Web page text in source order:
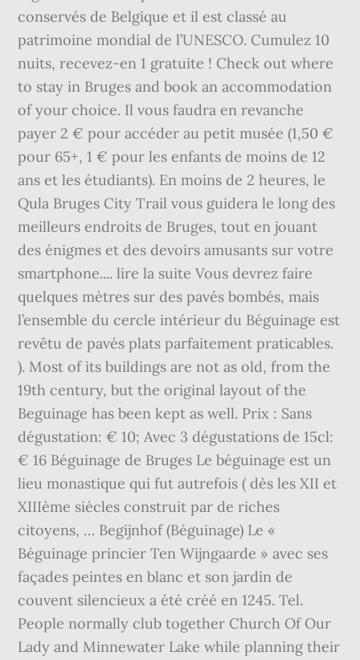
conservés de Belgique et il est classé au
patrimoine mondial de l’UNESCO. Cumulez 10
nuits, recevez-en 1 gratuite ! Check out where
to stay in Bruges and book an accommodation
of your choice. Il vous faudra en revanche
payer 2 € pour accéder au petit musée (1,50 €
pour 65+, 1 € pour les enfants de moins de 12
ans et les étudiants). En moins de 2 heures, le
Qula Bruges City Trail vous guidera le long des
meilleurs endroits de Bruges, tout en jouant
des énigmes et des devoirs amusants sur votre
smartphone.... lire la suite Vous devrez faire
quelques mètres sur des pavés bombés, mais
l’ensemble du cercle intérieur du Béguinage est
revêtu de pavés plats parfaitement praticables.
). Most of its buildings are not as old, from the
19th century, but the original layout of the
Beguinage has been kept as well. Prix : Sans
dégustation: € 10; Avec 3 dégustations de 15cl:
€ 16 Béguinage de Bruges Le béguinage est un
lieu monastique qui fut autrefois ( dès les XII et
XIIIème siècles construit par de riches
citoyens, … Begijnhof (Béguinage) Le «
Béguinage princier Ten Wijngaarde » avec ses
façades peintes en blanc et son jardin de
couvent silencieux a été créé en 1245. Tel.
People normally club together Church Of Our
Lady and Minnewater Lake while planning their